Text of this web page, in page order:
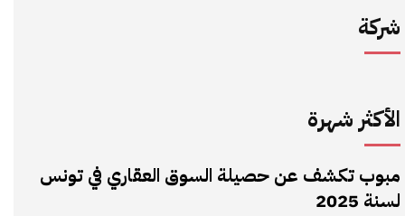
شركة
الأكثر شهرة
مبوب تكشف عن حصيلة السوق العقاري في تونس
لسنة 2025